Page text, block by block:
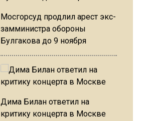
Мосгорсуд продлил арест экс-
замминистра обороны
Булгакова до 9 ноября
Дима Билан ответил на
критику концерта в Москве